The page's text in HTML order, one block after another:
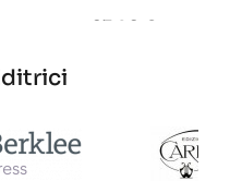
Prezzo
27,90 €